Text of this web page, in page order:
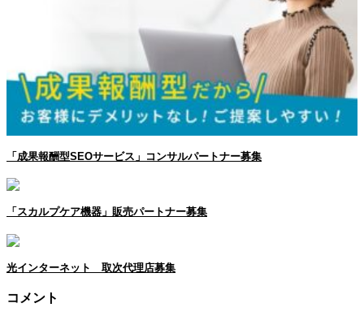
「成果報酬型SEOサービス」コンサルパートナー募集
「スカルプケア機器」販売パートナー募集
光インターネット 取次代理店募集
コメント